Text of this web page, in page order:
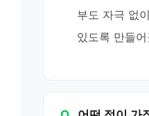
부도 자극 없
있도록 만들